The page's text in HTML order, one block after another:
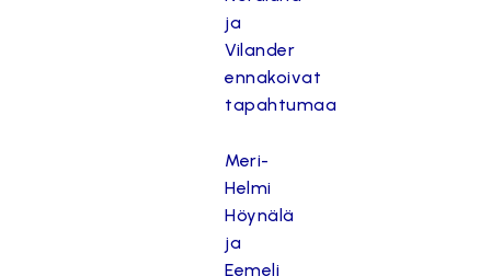
ja
Vilander
ennakoivat
tapahtumaa
Meri-
Helmi
Höynälä
ja
Eemeli